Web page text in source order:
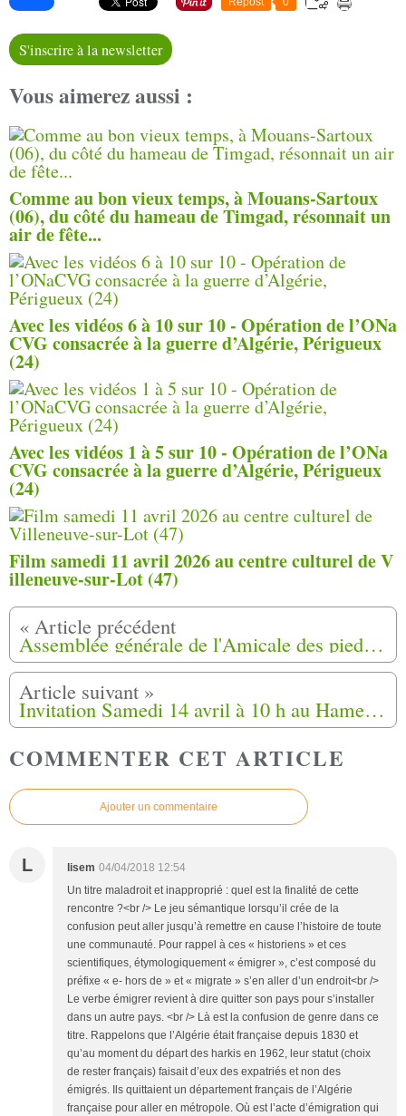
S'inscrire à la newsletter
Vous aimerez aussi :
Comme au bon vieux temps, à Mouans-Sartoux
(06), du côté du hameau de Timgad, résonnait un
air de fête...
Avec les vidéos 6 à 10 sur 10 - Opération de l’ONa
CVG consacrée à la guerre d’Algérie, Périgueux
(24)
Avec les vidéos 1 à 5 sur 10 - Opération de l’ONa
CVG consacrée à la guerre d’Algérie, Périgueux
(24)
Film samedi 11 avril 2026 au centre culturel de V
illeneuve-sur-Lot (47)
Assemblée générale de l'Amicale des pieds noirs de la Dordogne dimanche 29 Avril 2018 à Boulazac (24)
Invitation Samedi 14 avril à 10 h au Hameau de forestage Cité Brogilum à Fuveau (13)
COMMENTER CET ARTICLE
Ajouter un commentaire
L lisem 04/04/2018 12:54
Un titre maladroit et inapproprié : quel est la finalité de cette
rencontre ?<br /> Le jeu sémantique lorsqu’il crée de la
confusion peut aller jusqu’à remettre en cause l’histoire de toute
une communauté. Pour rappel à ces « historiens » et ces
scientifiques, étymologiquement « émigrer », c’est composé du
préfixe « e- hors de » et « migrate » s’en aller d’un endroit<br />
Le verbe émigrer revient à dire quitter son pays pour s’installer
dans un autre pays. <br /> Là est la confusion de genre dans ce
titre. Rappelons que l’Algérie était française depuis 1830 et
qu’au moment du départ des harkis en 1962, leur statut (choix
de rester français) faisait d’eux des expatriés et non des
émigrés. Ils quittaient un département français de l’Algérie
française pour aller en métropole. Où est l’acte d’émigration qui